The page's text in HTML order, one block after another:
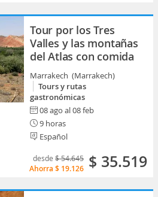
Tour por los Tres
Valles y las montañas
del Atlas con comida
Marrakech (Marrakech)
Tours y rutas
gastronómicas
08 ago al 08 feb
9 horas
Español
desde $ 54.645
Ahorra $ 19.126 $ 35.519